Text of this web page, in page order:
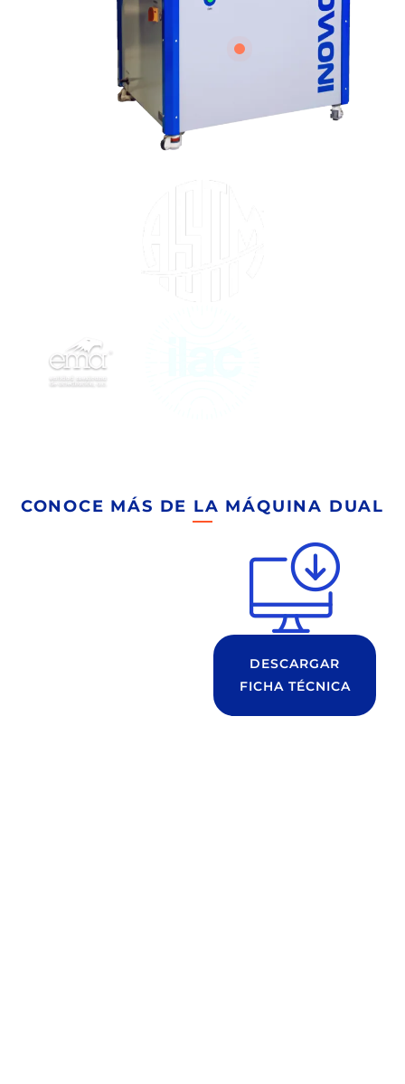
CONOCE MÁS DE LA MÁQUINA DUAL
DESCARGAR
FICHA TÉCNICA